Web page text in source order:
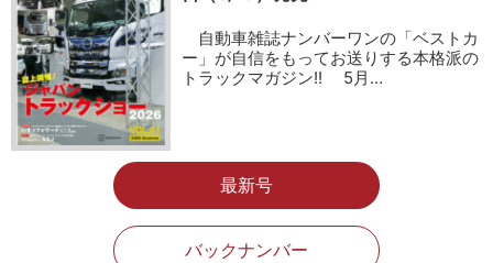
自動車雑誌ナンバーワンの「ベストカ
ー」が自信をもってお送りする本格派の
トラックマガジン!! 5月…
最新号
バックナンバー